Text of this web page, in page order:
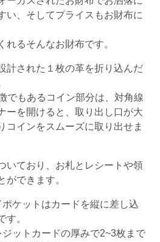
い、そしてプライスもお財布に
れるそんなお財布です。
計された１枚の革を折り込んだ
でもあるコイン部分は、対角線
ーを開けると、取り出し口が大
コインをスムーズに取り出せま
いており、お札とレシートや領
ができます。
ケットはカードを縦に差し込
す。
ジットカードの厚みで2~3枚まで